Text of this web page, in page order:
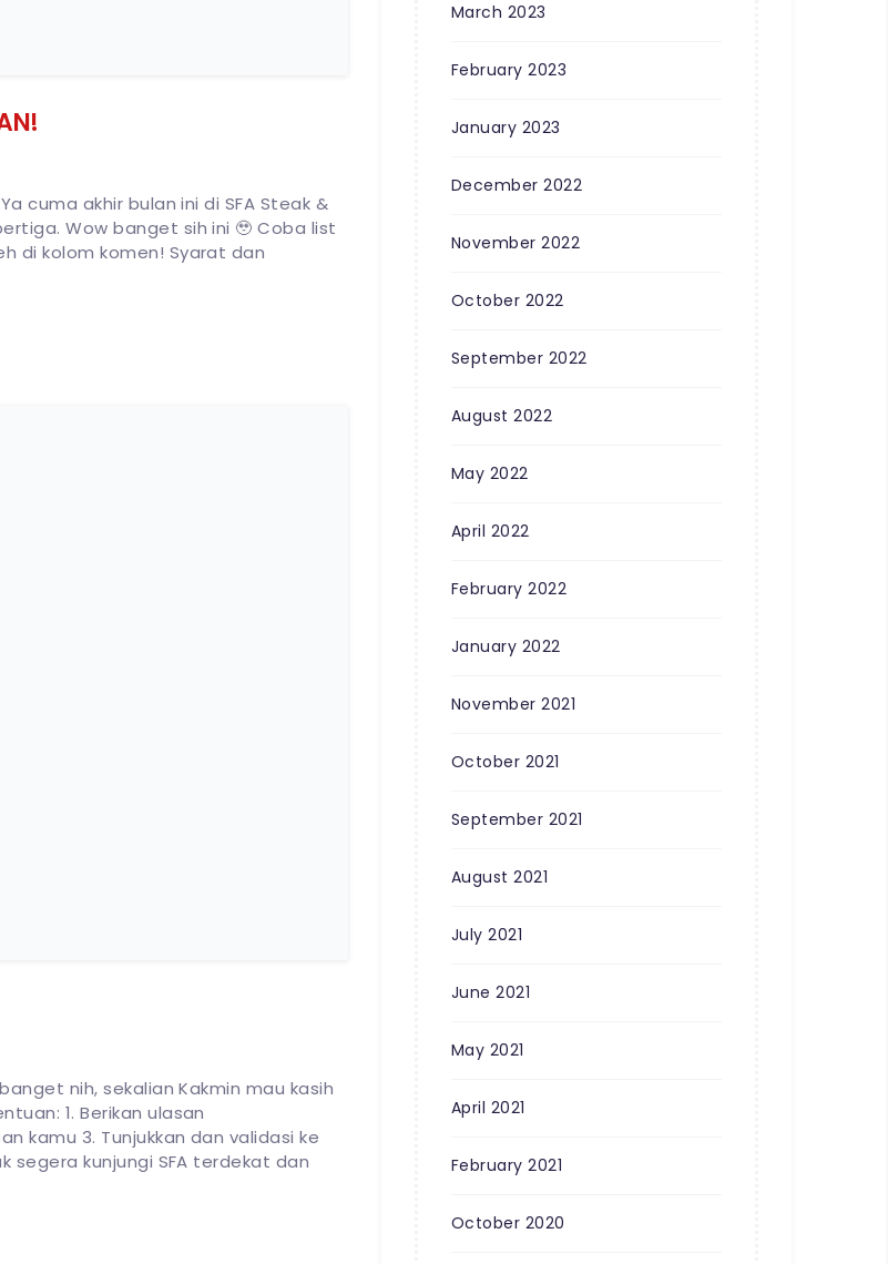
cuma akhir bulan ini di SFA Steak &
Wow banget sih ini 🥹 Coba list
di kolom komen! Syarat dan
nih, sekalian Kakmin mau kasih
1. Berikan ulasan
kamu 3. Tunjukkan dan validasi ke
segera kunjungi SFA terdekat dan
March 2023
February 2023
January 2023
December 2022
November 2022
October 2022
September 2022
August 2022
May 2022
April 2022
February 2022
January 2022
November 2021
October 2021
September 2021
August 2021
July 2021
June 2021
May 2021
April 2021
February 2021
October 2020